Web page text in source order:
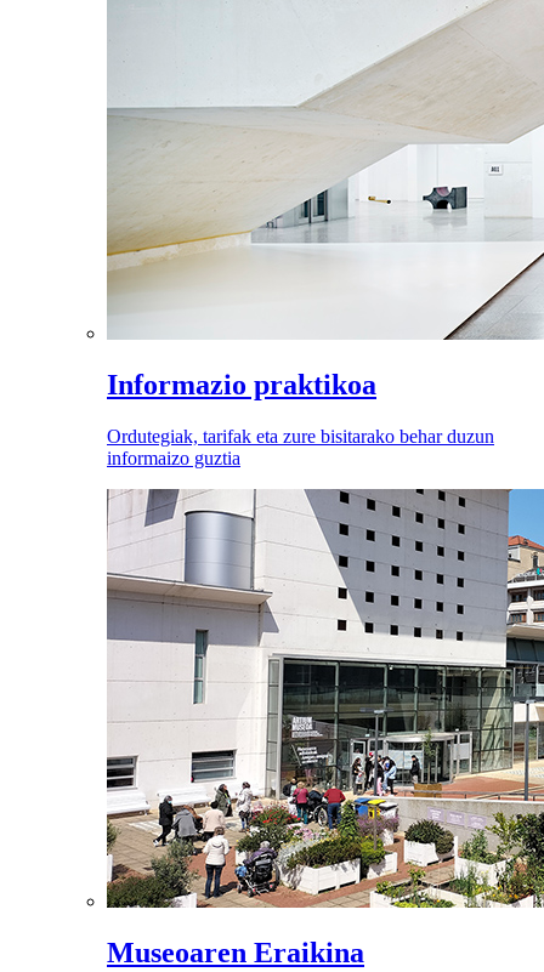
Informazio praktikoa
Ordutegiak, tarifak eta zure bisitarako behar duzun
informaizo guztia
Museoaren Eraikina